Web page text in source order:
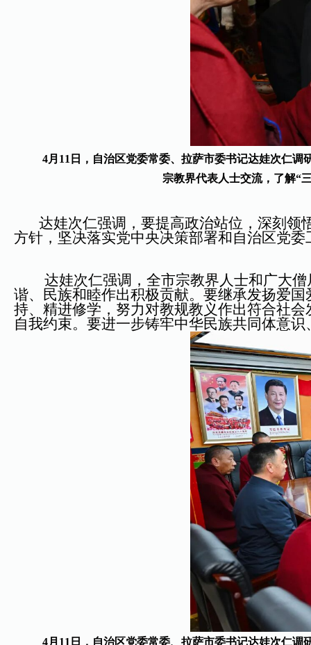
4月11日，自治区党委常委、拉萨市委书记达娃次仁
宗教界代表人士交流，了解“
达娃次仁强调，要提高政治站位，深刻领
方针，坚决落实党中央决策部署和自治区党
达娃次仁强调，全市宗教界人士和广大僧
谐、民族和睦作出积极贡献。要继承发扬爱
持、精进修学，努力对教规教义作出符合社
自我约束。要进一步铸牢中华民族共同体意
4月11日，自治区党委常委、拉萨市委书记达娃次仁